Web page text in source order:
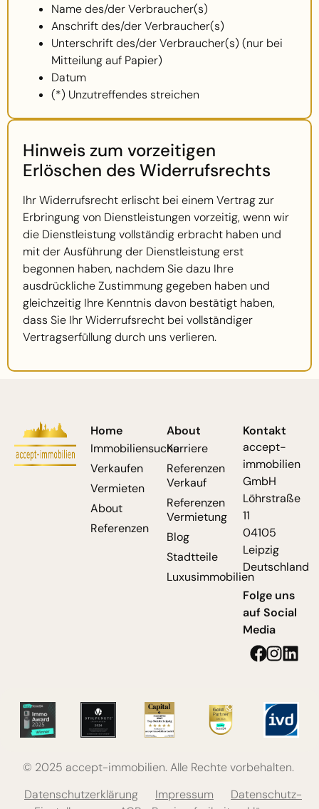
Name des/der Verbraucher(s)
Anschrift des/der Verbraucher(s)
Unterschrift des/der Verbraucher(s) (nur bei
Mitteilung auf Papier)
Datum
(*) Unzutreffendes streichen
Hinweis zum vorzeitigen
Erlöschen des Widerrufsrechts
Ihr Widerrufsrecht erlischt bei einem Vertrag zur
Erbringung von Dienstleistungen vorzeitig, wenn wir
die Dienstleistung vollständig erbracht haben und
mit der Ausführung der Dienstleistung erst
begonnen haben, nachdem Sie dazu Ihre
ausdrückliche Zustimmung gegeben haben und
gleichzeitig Ihre Kenntnis davon bestätigt haben,
dass Sie Ihr Widerrufsrecht bei vollständiger
Vertragserfüllung durch uns verlieren.
Home
Immobiliensuche
Verkaufen
Vermieten
About
Referenzen
About
Karriere
Referenzen
Verkauf
Referenzen
Vermietung
Blog
Stadtteile
Luxusimmobilien
Kontakt
accept-
immobilien
GmbH
Löhrstraße
11
04105
Leipzig
Deutschland
Folge uns
auf Social
Media
© 2025 accept-immobilien. Alle Rechte vorbehalten.
Datenschutzerklärung
Impressum
Datenschutz-